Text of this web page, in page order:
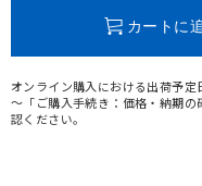
カートに
オンライン購入における出荷予定
～「ご購入手続き：価格・納期の
認ください。